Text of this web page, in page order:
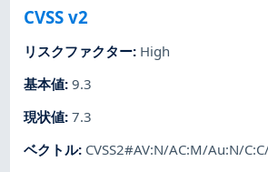
CVSS v2
リスクファクター: High
基本値:9.3
現状値:7.3
ベクトル: CVSS2#AV:N/AC:M/Au:N/